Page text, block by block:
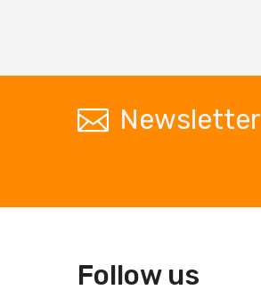
Newsletter
Follow us